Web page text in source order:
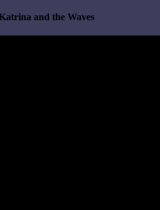
and the Waves